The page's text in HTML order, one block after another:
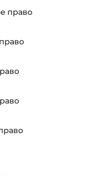
право